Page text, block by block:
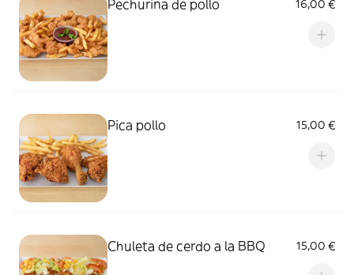
Pechurina de pollo 16,00 €
Pica pollo 15,00 €
Chuleta de cerdo a la BBQ 15,00 €